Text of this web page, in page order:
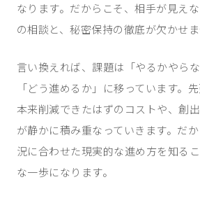
なります。だからこそ、相手が見え
の相談と、秘密保持の徹底が欠かせま
言い換えれば、課題は「やるかやら
「どう進めるか」に移っています。
本来削減できたはずのコストや、創
が静かに積み重なっていきます。だ
況に合わせた現実的な進め方を知る
な一歩になります。